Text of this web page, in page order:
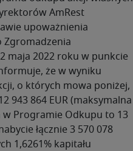
AmRest
upoważnienia
Zgromadzenia
maja 2022 roku w punkcie
że w wyniku
o których mowa poniżej,
943 864 EUR (maksymalna
Programie Odkupu to 13
łącznie 3 570 078
1,6261% kapitału